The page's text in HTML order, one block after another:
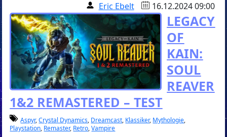
Eric Ebelt 16.12.2024 09:00
LEGACY
OF
KAIN:
SOUL
REAVER
1&2 REMASTERED – TEST
Aspyr,Crystal Dynamics, Dreamcast, Klassiker, Mythologie,
Playstation, Remaster, Retro,Vampire